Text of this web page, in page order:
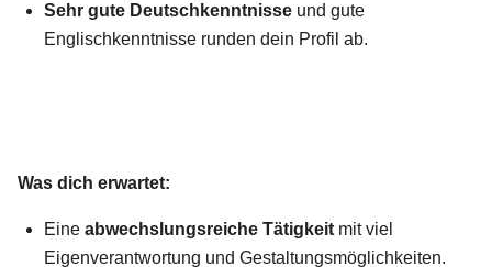
Sehr gute Deutschkenntnisse und gute
Englischkenntnisse runden dein Profil ab.
Was dich erwartet:
Eine abwechslungsreiche Tätigkeit mit viel
Eigenverantwortung und Gestaltungsmöglichkeiten.